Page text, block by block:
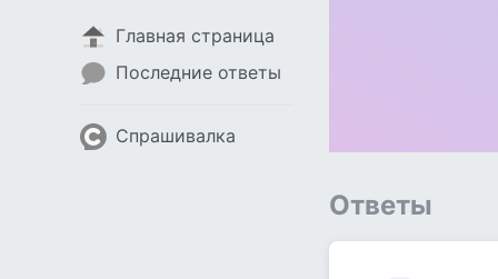
Главная страница
Последние ответы
Спрашивалка
Ответы